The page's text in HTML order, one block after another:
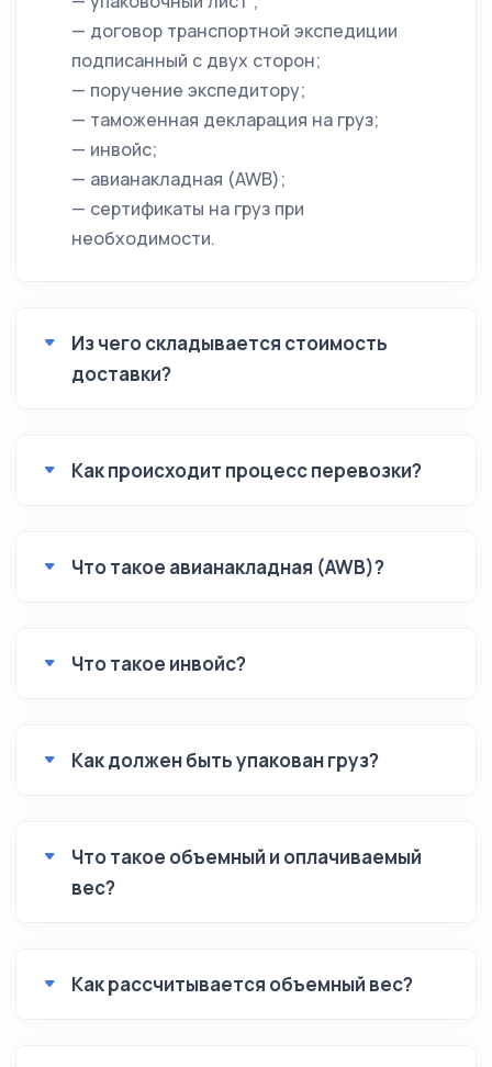
— договор транспортной экспедиции
подписанный с двух сторон;
— поручение экспедитору;
— таможенная декларация на груз;
— инвойс;
— авианакладная (AWB);
— сертификаты на груз при
необходимости.
Из чего складывается стоимость
доставки?
Как происходит процесс перевозки?
Что такое авианакладная (AWB)?
Что такое инвойс?
Как должен быть упакован груз?
Что такое объемный и оплачиваемый
вес?
Как рассчитывается объемный вес?